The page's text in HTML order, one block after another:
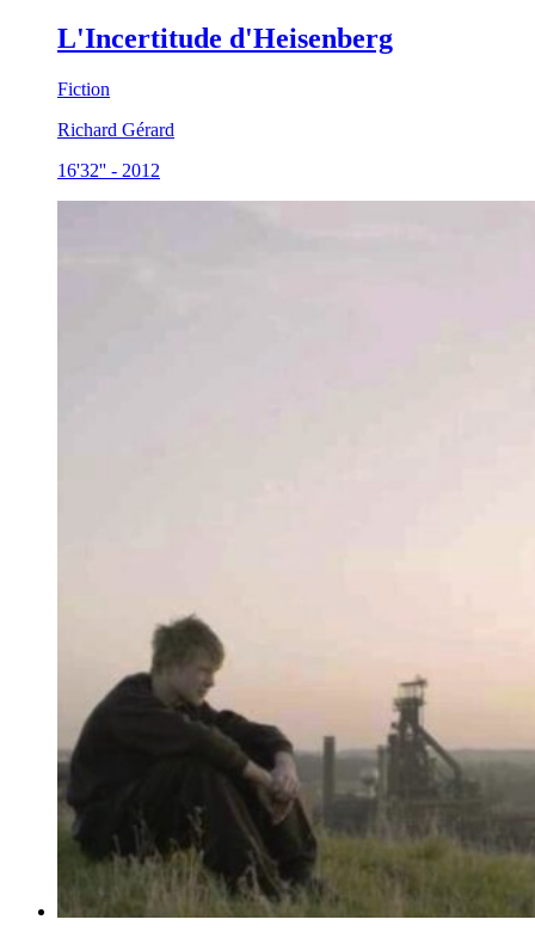
L'Incertitude d'Heisenberg
Fiction
Richard Gérard
16'32'' - 2012